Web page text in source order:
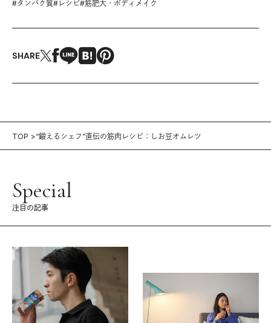
#タンパク質# レシピ#筋肥大・ボディメイク
SHARE
TOP “鍛えるシェフ”直伝の筋肉レシピ：しお豆オムレツ
Special
注目の記事